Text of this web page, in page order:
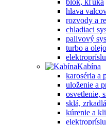
blok, kľuka
hlava
rozvody a
chladiaci
palivový
turbo a
Kabína
karoséria a
uloženie a
osvetlenie,
sklá,
kúrenie a